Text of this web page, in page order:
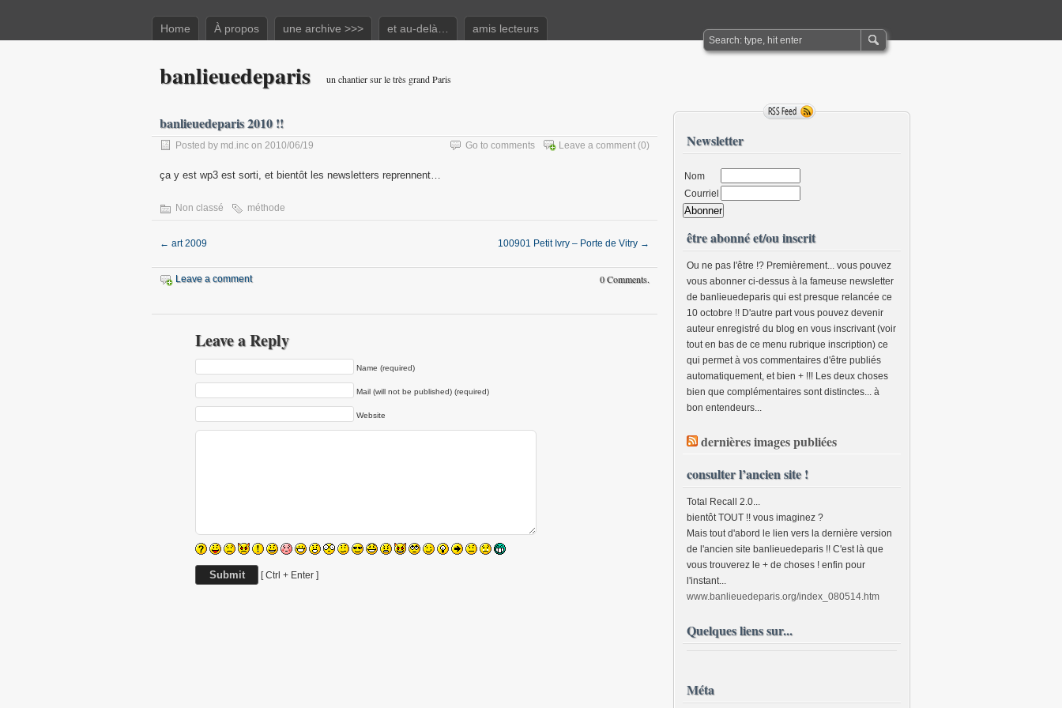
Home À propos une archive >>> et au-delà… amis lecteurs
banlieuedeparis un chantier sur le très grand Paris
banlieuedeparis 2010 !!
Posted by md.inc on 2010/06/19 Leave a comment (0)
Go to comments
ça y est wp3 est sorti, et bientôt les newsletters reprennent…
Non classé méthode
← art 2009 100901 Petit Ivry – Porte de Vitry →
Leave a comment 0 Comments.
Leave a Reply
Name (required)
Mail (will not be published) (required)
Website
[ Ctrl + Enter ]
Newsletter
Nom
Courriel
être abonné et/ou inscrit
Ou ne pas l'être !? Premièrement... vous pouvez
vous abonner ci-dessus à la fameuse newsletter
de banlieuedeparis qui est presque relancée ce
10 octobre !! D'autre part vous pouvez devenir
auteur enregistré du blog en vous inscrivant (voir
tout en bas de ce menu rubrique inscription) ce
qui permet à vos commentaires d'être publiés
automatiquement, et bien + !!! Les deux choses
bien que complémentaires sont distinctes... à
bon entendeurs...
dernières images publiées
consulter l’ancien site !
Total Recall 2.0...
bientôt TOUT !! vous imaginez ?
Mais tout d'abord le lien vers la dernière version
de l'ancien site banlieuedeparis !! C'est là que
vous trouverez le + de choses ! enfin pour
l'instant...
www.banlieuedeparis.org/index_080514.htm
Quelques liens sur...
Méta